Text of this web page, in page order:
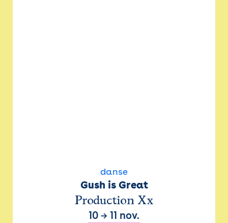
danse
Gush is Great
Production Xx
10 → 11 nov.